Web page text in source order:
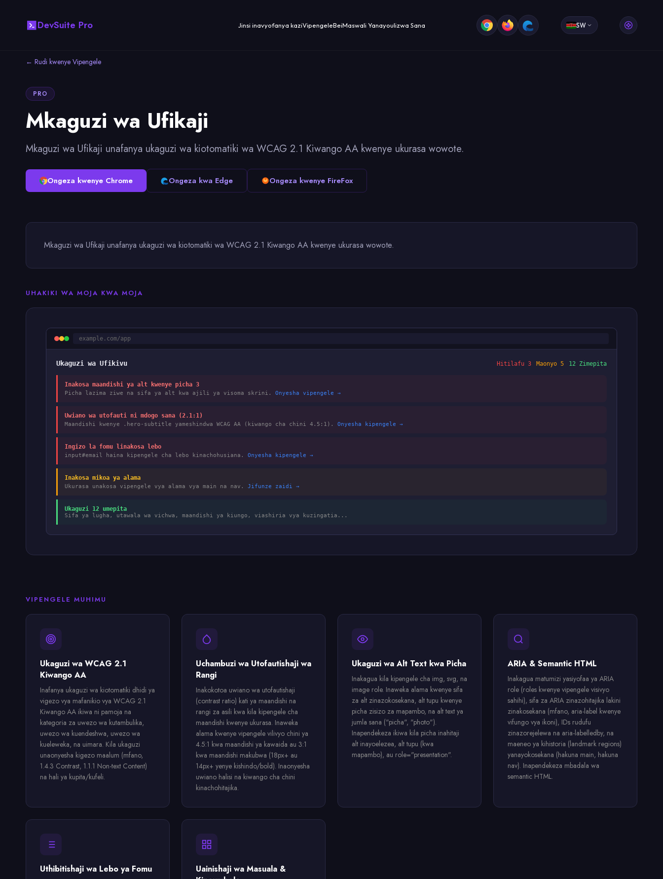
DevSuite Pro Jinsi inavyofanya kaziVipengeleBeiMaswali Yanayoulizwa Sana SW
← Rudi kwenye Vipengele
PRO
Mkaguzi wa Ufikaji
Mkaguzi wa Ufikaji unafanya ukaguzi wa kiotomatiki wa WCAG 2.1 Kiwango AA kwenye ukurasa wowote.
Ongeza kwenye Chrome Ongeza kwa Edge Ongeza kwenye FireFox
Mkaguzi wa Ufikaji unafanya ukaguzi wa kiotomatiki wa WCAG 2.1 Kiwango AA kwenye ukurasa wowote.
UHAKIKI WA MOJA KWA MOJA
example.com/app
Ukaguzi wa Ufikivu Hitilafu 3 Maonyo 5 12 Zimepita
Inakosa maandishi ya alt kwenye picha 3
Picha lazima ziwe na sifa ya alt kwa ajili ya visoma skrini. Onyesha vipengele →
Uwiano wa utofauti ni mdogo sana (2.1:1)
Maandishi kwenye .hero-subtitle yameshindwa WCAG AA (kiwango cha chini 4.5:1). Onyesha kipengele →
Ingizo la fomu linakosa lebo
input#email haina kipengele cha lebo kinachohusiana. Onyesha kipengele →
Inakosa mikoa ya alama
Ukurasa unakosa vipengele vya alama vya main na nav. Jifunze zaidi →
Ukaguzi 12 umepita
Sifa ya lugha, utawala wa vichwa, maandishi ya kiungo, viashiria vya kuzingatia...
VIPENGELE MUHIMU
Ukaguzi wa WCAG 2.1
Kiwango AA
Inafanya ukaguzi wa kiotomatiki dhidi ya
vigezo vya mafanikio vya WCAG 2.1
Kiwango AA ikiwa ni pamoja na
kategoria za uwezo wa kutambulika,
uwezo wa kuendeshwa, uwezo wa
kueleweka, na uimara. Kila ukaguzi
unaonyesha kigezo maalum (mfano,
1.4.3 Contrast, 1.1.1 Non-text Content)
na hali ya kupita/kufeli.
Uchambuzi wa Utofautishaji wa
Rangi
Inakokotoa uwiano wa utofautishaji
(contrast ratio) kati ya maandishi na
rangi za asili kwa kila kipengele cha
maandishi kwenye ukurasa. Inaweka
alama kwenye vipengele vilivyo chini ya
4.5:1 kwa maandishi ya kawaida au 3:1
kwa maandishi makubwa (18px+ au
14px+ yenye kishindo/bold). Inaonyesha
uwiano halisi na kiwango cha chini
kinachohitajika.
Ukaguzi wa Alt Text kwa Picha
Inakagua kila kipengele cha img, svg, na
image role. Inaweka alama kwenye sifa
za alt zinazokosekana, alt tupu kwenye
picha zisizo za mapambo, na alt text ya
jumla sana ("picha", "photo").
Inapendekeza ikiwa kila picha inahitaji
alt inayoelezea, alt tupu (kwa
mapambo), au role="presentation".
ARIA & Semantic HTML
Inakagua matumizi yasiyofaa ya ARIA
role (roles kwenye vipengele visivyo
sahihi), sifa za ARIA zinazohitajika lakini
zinakosekana (mfano, aria-label kwenye
vifungo vya ikoni), IDs rudufu
zinazorejelewa na aria-labelledby, na
maeneo ya kihistoria (landmark regions)
yanayokosekana (hakuna main, hakuna
nav). Inapendekeza mbadala wa
semantic HTML.
Uthibitishaji wa Lebo ya Fomu
Uainishaji wa Masuala &